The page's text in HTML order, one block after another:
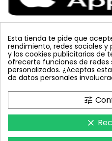
Etiquetas Populares
colmena vacuna arbol
bombus terrestris
mosquero
mariquita
amarillo sin
trampa
tuta absoluta
lucha integrada
Esta tienda te pide que
rendimiento, redes sociales y
y las cookies publicitarias de
ofrecerte funciones de redes
personalizados. ¿Aceptas
de datos personales
tune
clear